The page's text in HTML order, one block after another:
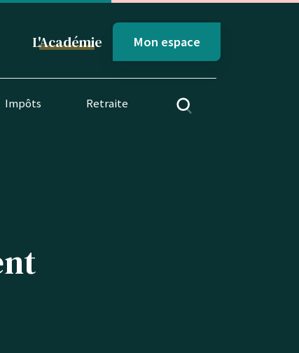
L'Académie Mon espace
Impôts Retraite